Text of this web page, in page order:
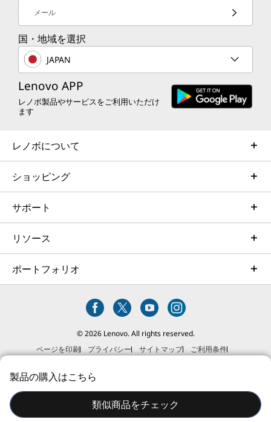
信頼できる品質
12項目の米軍調達基準に準拠、さまざまな品質チ
ェックのテストをクリアして、過酷な利用環境に
ます。落下テストや気温・気圧の変化、信号やデ
に即したテストを実施して、過酷な作業環境でも
お使いいただける高い品質をお届けします。
TrackPoint＋ThinkPadクリックパッド
本体寸法(幅×奥行き×高さ)**
約 325.4x217x18.7mm~(最軽量構成の場合)
本体質量**
約1.4kg~
固定式 3セル リチウムイオンポリマーバッテリー 63Whr
固定式 3セル リチウムイオンポリマーバッテリー
46.5Whr
バッテリー駆動時間(JEITA2.0に基づく計測)***
本体カラー
ブラック
*カスタマイズによる選択
**構成により異なります
****BluetoothのバージョンはOSのバージョンやWi-Fiモ
す。
*****Windows 10ではWi-Fi 6Eはご利用いただけませ
ん。Windows 11環境のみサポートされています。
メール
国・地域を選択
JAPAN
Lenovo APP
レノボ製品やサービスをご利用いただけ
ます
レノボについて
ショッピング
サポート
リソース
ポートフォリオ
© 2026 Lenovo. All rights reserved.
ページを印刷
プライバシー サイトマップ
ご利用条件
販売規約（法人のお客様）
製品の購入はこちら
類似商品をチェック